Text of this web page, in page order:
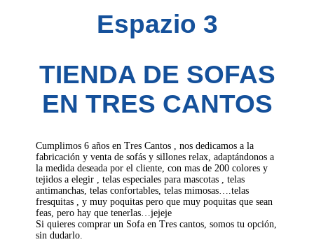
Espazio 3
TIENDA DE SOFAS
EN TRES CANTOS
Cumplimos 6 años en Tres Cantos , nos dedicamos a la
fabricación y venta de sofás y sillones relax, adaptándonos a
la medida deseada por el cliente, con mas de 200 colores y
tejidos a elegir , telas especiales para mascotas , telas
antimanchas, telas confortables, telas mimosas….telas
fresquitas , y muy poquitas pero que muy poquitas que sean
feas, pero hay que tenerlas…jejeje
Si quieres comprar un Sofa en Tres cantos, somos tu opción,
sin dudarlo.